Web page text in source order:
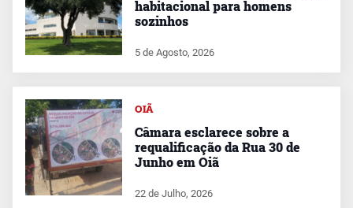
habitacional para homens
sozinhos
5 de Agosto, 2026
OIÃ
Câmara esclarece sobre a
requalificação da Rua 30 de
Junho em Oiã
22 de Julho, 2026